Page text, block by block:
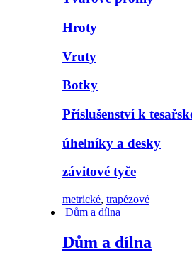
Hroty
Vruty
Botky
Příslušenství k
úhelníky a desky
závitové tyče
metrické, trapézové
Dům a dílna
Dům a dílna